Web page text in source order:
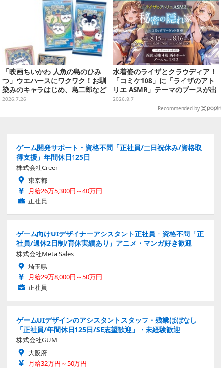
「映画ちいかわ 人魚の島のひみ
つ」ウエハースにワクワク！お馴
染みのキャラはじめ、島二郎など
セイレーン編カード全22種
2026.7.26
水着姿のライザとクラウディア！
「コミケ108」に「ライザのアト
リエ ASMR」テーマのブースが出
展ーアクスタや限定“たる”ボイス
ASMRカードも
2026.8.7
Recommended by
ゲーム開発サポート・資格不問「正社員/土日祝休み/資格取
得支援」年間休日125日
株式会社Creer
東京都
月給26万5,300円～40万円
正社員
ゲーム向けUIデザイナーアシスタント正社員・資格不問「正
社員/週休2日制/育休実績あり」アニメ・マンガ好き歓迎
株式会社Meta Sales
埼玉県
月給29万8,000円～50万円
正社員
ゲームUIデザインのアシスタントスタッフ・残業ほぼなし
「正社員/年間休日125日/SE志望歓迎」・未経験歓迎
株式会社GUM
大阪府
月給32万円～50万円